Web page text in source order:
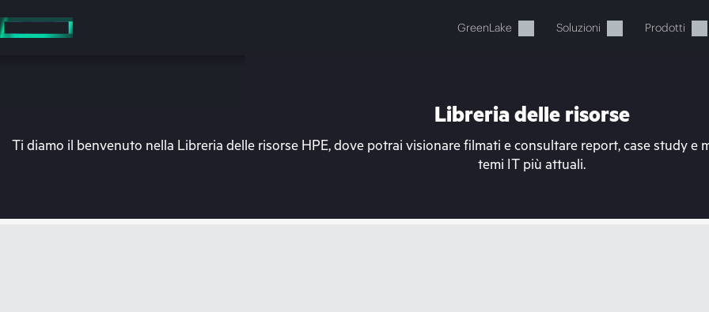
al
contenuto
GreenLake Soluzioni Prodotti
Il carrello è attualmente
Libreria delle risorse
Ti diamo il benvenuto nella Libreria delle risorse HPE, dove potrai visionare filmati e consultare report, case study
temi IT più attuali.